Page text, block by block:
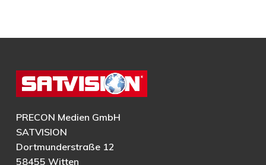
PRECON Medien GmbH
SATVISION
Dortmunderstraße 12
58455 Witten